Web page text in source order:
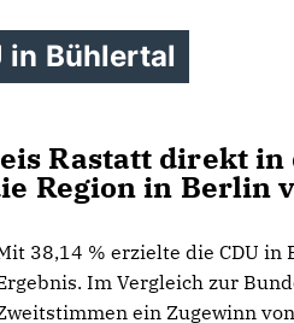
in Bühlertal
Rastatt direkt in
Region in Berlin
38,14 % erzielte die CDU in
Im Vergleich zur
ein Zugewinn